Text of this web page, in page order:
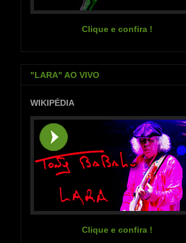
Clique e confira !
"LARA" AO VIVO
WIKIPÉDIA
Clique e confira !